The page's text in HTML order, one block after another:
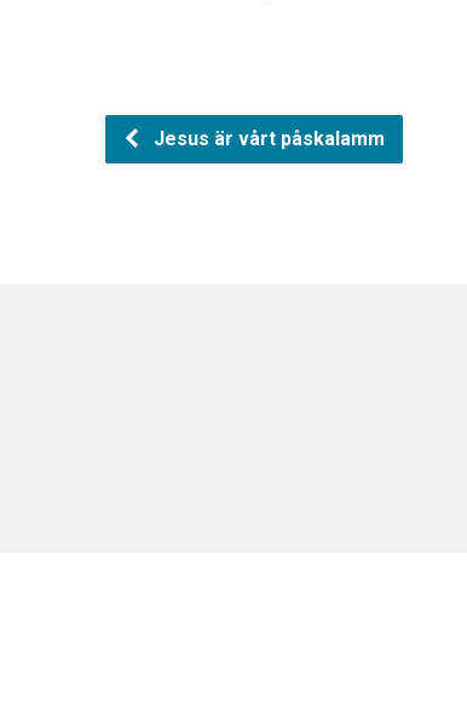
Jesus är vårt påskalamm